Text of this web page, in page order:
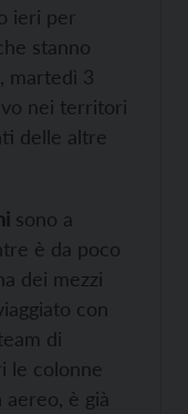
ieri per
stanno
martedì 3
nei territori
delle altre
sono a
è da poco
dei mezzi
con
di
le colonne
è già